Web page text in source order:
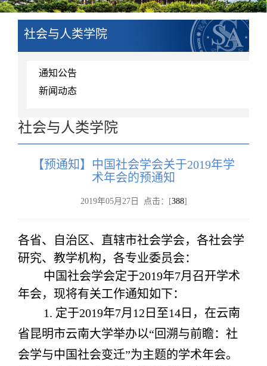
社会与人类学院
通知公告
新闻动态
社会与人类学院
【预通知】中国社会学会关于2019年学
术年会的预通知
2019年05月27日 点击：[388]
各省、自治区、直辖市社会学会，各社会学
研究、教学机构，各专业委员会：
中国社会学会定于2019年7月召开学术
年会，现将有关工作通知如下：
1. 定于2019年7月12日至14日，在云南
省昆明市云南大学举办以“回溯与前瞻：社
会学与中国社会变迁”为主题的学术年会。